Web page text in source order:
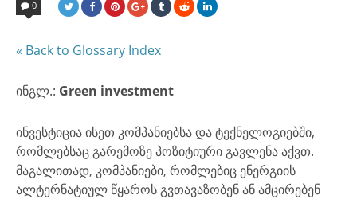
0
« Back to Glossary Index
ინგლ.: Green investment
ინვესტიცია ისეთ კომპანიებსა და ტექნელოგიებში,
რომლებსაც გარემოზე პოზიტიური გავლენა აქვთ.
მაგალითად, კომპანიები, რომლებიც ენერგიის
ალტერნატიულ წყაროს გვთავაზობენ ან ამცირებენ